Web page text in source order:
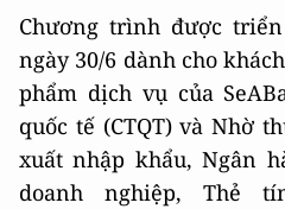
Chương trình được
ngày 30/6 dành cho
phẩm dịch vụ của
quốc tế (CTQT) và Nhờ
xuất nhập khẩu, Ngân
doanh nghiệp, Thẻ